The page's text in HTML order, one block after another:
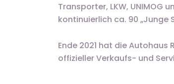
Transporter, LKW,
kontinuierlich ca. 90 „Junge
Ende 2021 hat die
offizieller Verkaufs- und